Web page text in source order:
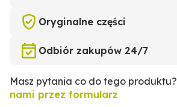
Oryginalne części
Odbiór zakupów 24/7
Masz pytania co do tego produktu?
nami przez formularz